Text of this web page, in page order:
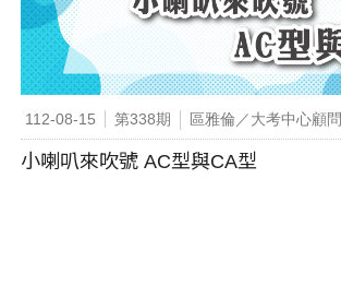
112-08-15 第338期 區雅倫／大考中心顧問
小喇叭來吹號 AC型與CA型